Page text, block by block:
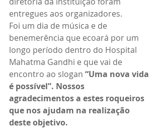
entregues aos organizadores.
Foi um dia de música e de
benemerência que ecoará por um
longo período dentro do Hospital
Mahatma Gandhi e que vai de
encontro ao slogan “Uma nova vida
é possível”. Nossos
agradecimentos a estes roqueiros
que nos ajudam na realização
deste objetivo.